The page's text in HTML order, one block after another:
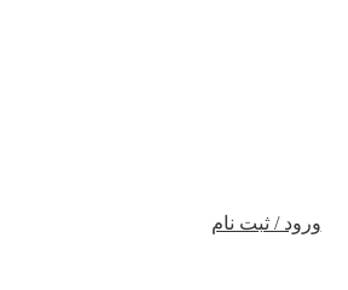
ورود / ثبت نام